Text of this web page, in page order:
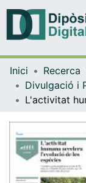
Inici Recerca